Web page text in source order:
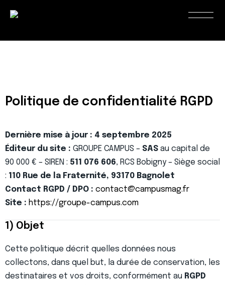
Politique de confidentialité RGPD
Dernière mise à jour : 4 septembre 2025
Éditeur du site : GROUPE CAMPUS – SAS au capital de
90 000 € – SIREN : 511 076 606, RCS Bobigny – Siège social
: 110 Rue de la Fraternité, 93170 Bagnolet
Contact RGPD / DPO : contact@campusmag.fr
Site : https://groupe-campus.com
1) Objet
Cette politique décrit quelles données nous
collectons, dans quel but, la durée de conservation, les
destinataires et vos droits, conformément au RGPD